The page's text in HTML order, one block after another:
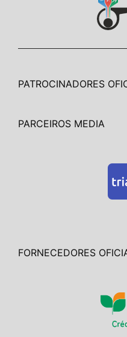
PATROCINADORES
PARCEIROS MEDIA
FORNECEDORES